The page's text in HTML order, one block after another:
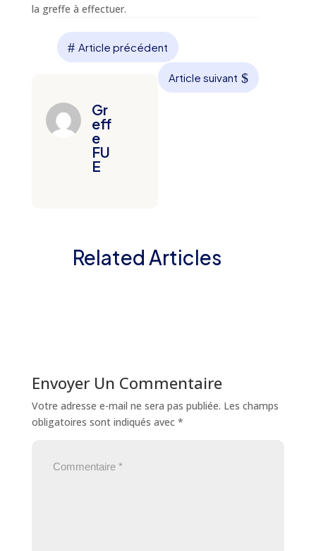
la greffe à effectuer.
# Article précédent
Article suivant $
Gr
eff
e
FU
E
Related Articles
Envoyer Un Commentaire
Votre adresse e-mail ne sera pas publiée. Les champs
obligatoires sont indiqués avec *